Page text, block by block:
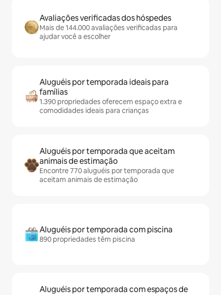
Avaliações verificadas dos hóspedes
Mais de 144.000 avaliações verificadas para
ajudar você a escolher
Aluguéis por temporada ideais para
famílias
1.390 propriedades oferecem espaço extra e
comodidades ideais para crianças
Aluguéis por temporada que aceitam
animais de estimação
Encontre 770 aluguéis por temporada que
aceitam animais de estimação
Aluguéis por temporada com piscina
890 propriedades têm piscina
Aluguéis por temporada com espaços de